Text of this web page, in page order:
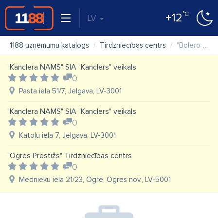
LV +12°C
1188 uzņēmumu katalogs Tirdzniecības centrs "Bolero shopping" tidzniecības centrs
"Kanclera NAMS" SIA "Kanclers" veikals
0
Pasta iela 51/7, Jelgava, LV-3001
"Kanclera NAMS" SIA "Kanclers" veikals
0
Katoļu iela 7, Jelgava, LV-3001
"Ogres Prestižs" Tirdzniecības centrs
0
Mednieku iela 21/23, Ogre, Ogres nov., LV-5001